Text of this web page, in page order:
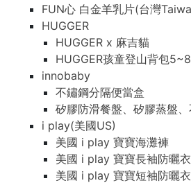
FUN心 白金羊乳片(台灣
HUGGER
HUGGER x 麻吉貓
HUGGER孩童登山背包
innobaby
不鏽鋼分隔便當盒
矽膠防滑餐盤、矽膠蒸盤
i play(美國US)
美國 i play 寶寶海灘褲
美國 i play 寶寶長袖防曬衣
美國 i play 寶寶短袖防曬衣